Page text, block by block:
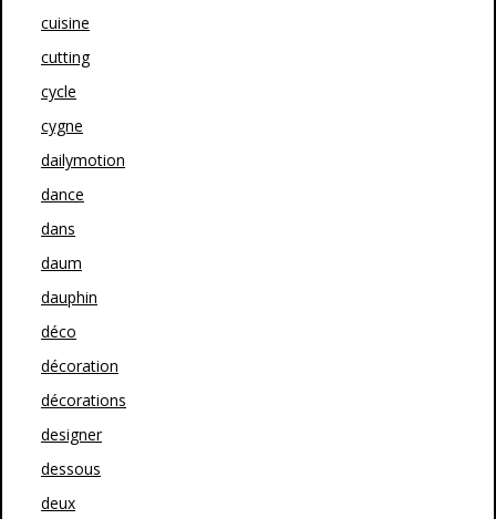
cuisine
cutting
cycle
cygne
dailymotion
dance
dans
daum
dauphin
déco
décoration
décorations
designer
dessous
deux